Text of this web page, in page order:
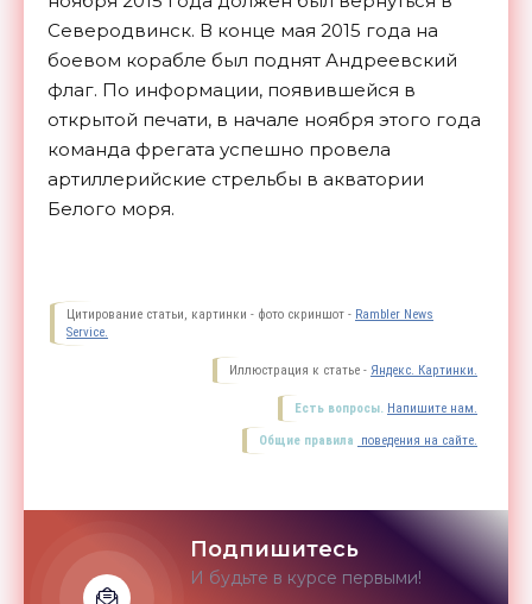
Северодвинск. В конце мая 2015 года на
боевом корабле был поднят Андреевский
флаг. По информации, появившейся в
открытой печати, в начале ноября этого года
команда фрегата успешно провела
артиллерийские стрельбы в акватории
Белого моря.
Цитирование статьи, картинки - фото скриншот - Rambler News
Service.
Иллюстрация к статье - Яндекс. Картинки.
Есть вопросы. Напишите нам.
Общие правила поведения на сайте.
Подпишитесь
И будьте в курсе первыми!